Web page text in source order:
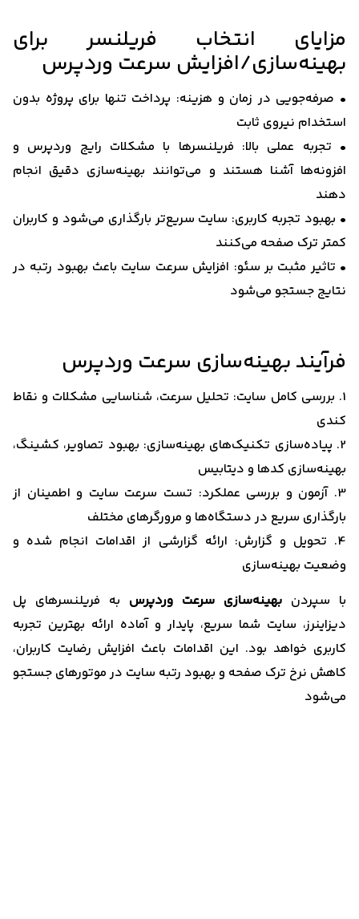
مزایای انتخاب فریلنسر برای
بهینه‌سازی/افزایش سرعت وردپرس
• صرفه‌جویی در زمان و هزینه: پرداخت تنها برای پروژه بدون
استخدام نیروی ثابت
• تجربه عملی بالا: فریلنسرها با مشکلات رایج وردپرس و
افزونه‌ها آشنا هستند و می‌توانند بهینه‌سازی دقیق انجام
دهند
• بهبود تجربه کاربری: سایت سریع‌تر بارگذاری می‌شود و کاربران
کمتر ترک صفحه می‌کنند
• تاثیر مثبت بر سئو: افزایش سرعت سایت باعث بهبود رتبه در
نتایج جستجو می‌شود
فرآیند بهینه‌سازی سرعت وردپرس
1. بررسی کامل سایت: تحلیل سرعت، شناسایی مشکلات و نقاط
کندی
2. پیاده‌سازی تکنیک‌های بهینه‌سازی: بهبود تصاویر، کشینگ،
بهینه‌سازی کدها و دیتابیس
3. آزمون و بررسی عملکرد: تست سرعت سایت و اطمینان از
بارگذاری سریع در دستگاه‌ها و مرورگرهای مختلف
4. تحویل و گزارش: ارائه گزارشی از اقدامات انجام شده و
وضعیت بهینه‌سازی
با سپردن بهینه‌سازی سرعت وردپرس به فریلنسرهای پل
دیزاینرز، سایت شما سریع، پایدار و آماده ارائه بهترین تجربه
کاربری خواهد بود. این اقدامات باعث افزایش رضایت کاربران،
کاهش نرخ ترک صفحه و بهبود رتبه سایت در موتورهای جستجو
می‌شود